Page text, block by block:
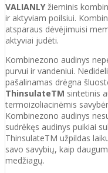
VALIANLYžieminis
ir aktyviam poilsiui.
atsparaus dėvėjimuisi
aktyviai judėti.
Kombinezono audinys
purvui ir vandeniui.
pašalinamas drėgna
ThinsulateTM sintetinis
termoizoliacinėmis
Kombinezono audinys
sudrėkęs audinys puikiai
ThinsulateTM užpildas
savo savybių, kaip
medžiagų.